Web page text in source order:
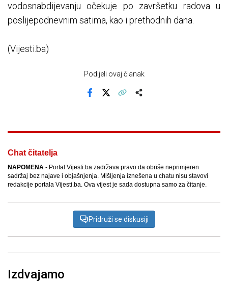
vodosnabdijevanju očekuje po završetku radova u
poslijepodnevnim satima, kao i prethodnih dana.
(Vijesti.ba)
Podijeli ovaj članak
Chat čitatelja
NAPOMENA - Portal Vijesti.ba zadržava pravo da obriše neprimjeren
sadržaj bez najave i objašnjenja. Mišljenja iznešena u chatu nisu stavovi
redakcije portala Vijesti.ba. Ova vijest je sada dostupna samo za čitanje.
Pridruži se diskusiji
Izdvajamo